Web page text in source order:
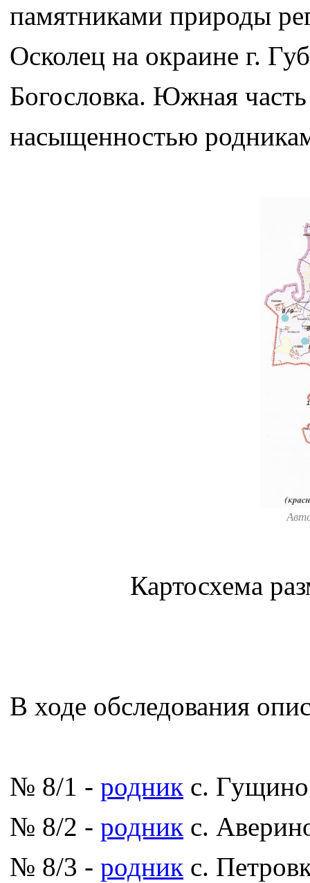
памятниками природы
Осколец на окраине г.
Богословка. Южная
насыщенностью
Картосхема
В ходе обследования
№ 8/1 - родник с. Гущино
№ 8/2 - родник с.
№ 8/3 - родник с.